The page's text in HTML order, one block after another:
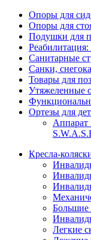
Опоры для
Опоры для
Подушки для
Санитарные
Санки,
Товары для
Утяжеленные
Ортезы для
Аппарат
Кресла-
Большие
Легкие